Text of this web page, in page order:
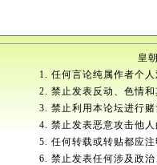
皇
1. 任何言论纯属作者个
2. 禁止发表反动、色情
3. 禁止利用本论坛进行
4. 禁止发表恶意攻击他
5. 任何转载或转贴都应
6. 禁止发表任何涉及政